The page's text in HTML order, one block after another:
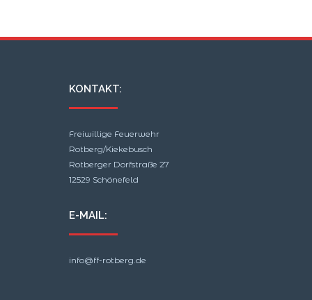
KONTAKT:
Freiwillige Feuerwehr
Rotberg/Kiekebusch
Rotberger Dorfstraße 27
12529 Schönefeld
E-MAIL:
info@ff-rotberg.de